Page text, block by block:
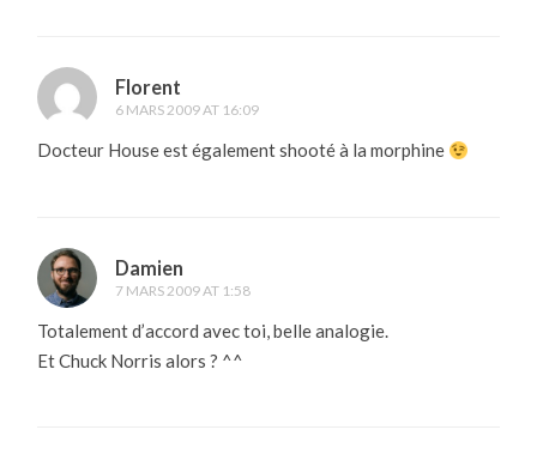
Florent
6 MARS 2009 AT 16:09
Docteur House est également shooté à la morphine
Damien
7 MARS 2009 AT 1:58
Totalement d’accord avec toi, belle analogie.
Et Chuck Norris alors ? ^^